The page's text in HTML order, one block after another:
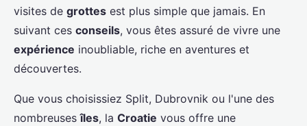
visites de grottes est plus simple que jamais. En
suivant ces conseils, vous êtes assuré de vivre une
expérience inoubliable, riche en aventures et
découvertes.
Que vous choisissiez Split, Dubrovnik ou l'une des
nombreusesîles, la Croatie vous offre une